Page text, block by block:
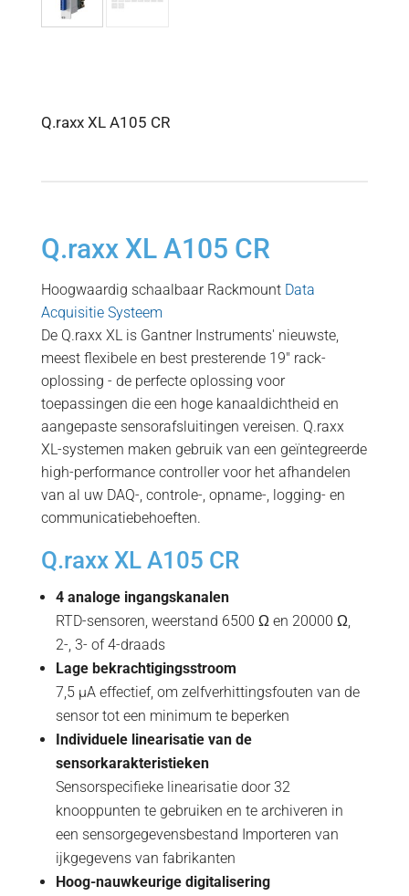
Q.raxx XL A105 CR
Q.raxx XL A105 CR
Hoogwaardig schaalbaar Rackmount Data
Acquisitie Systeem
De Q.raxx XL is Gantner Instruments' nieuwste,
meest flexibele en best presterende 19″ rack-
oplossing - de perfecte oplossing voor
toepassingen die een hoge kanaaldichtheid en
aangepaste sensorafsluitingen vereisen. Q.raxx
XL-systemen maken gebruik van een geïntegreerde
high-performance controller voor het afhandelen
van al uw DAQ-, controle-, opname-, logging- en
communicatiebehoeften.
Q.raxx XL A105 CR
4 analoge ingangskanalen
RTD-sensoren, weerstand 6500 Ω en 20000 Ω,
2-, 3- of 4-draads
Lage bekrachtigingsstroom
7,5 µA effectief, om zelfverhittingsfouten van de
sensor tot een minimum te beperken
Individuele linearisatie van de
sensorkarakteristieken
Sensorspecifieke linearisatie door 32
knooppunten te gebruiken en te archiveren in
een sensorgegevensbestand Importeren van
ijkgegevens van fabrikanten
Hoog-nauwkeurige digitalisering